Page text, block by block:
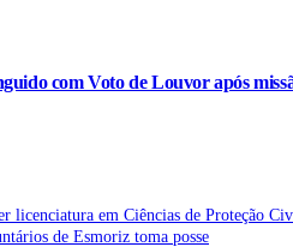
com Voto de Louvor após
licenciatura em Ciências de Proteção
de Esmoriz toma posse